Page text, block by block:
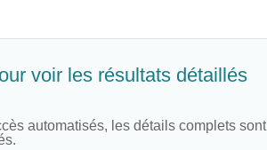
voir les résultats détaillés
automatisés, les détails complets sont